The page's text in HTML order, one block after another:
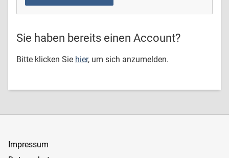
Sie haben bereits einen Account?
Bitte klicken Sie hier, um sich anzumelden.
Impressum